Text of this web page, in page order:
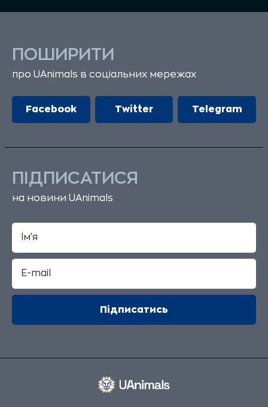
ПОШИРИТИ
про UAnimals в соціальних мережах
Facebook Twitter Telegram
ПІДПИСАТИСЯ
на новини UAnimals